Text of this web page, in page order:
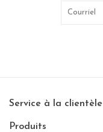
Service à la clientèle
Produits